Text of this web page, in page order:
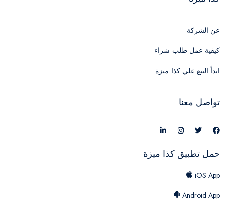
عن الشركة
كيفية عمل طلب شراء
ابدأ البيع علي كذا ميزة
تواصل معنا
حمل تطبيق كذا ميزة
iOS App
Android App